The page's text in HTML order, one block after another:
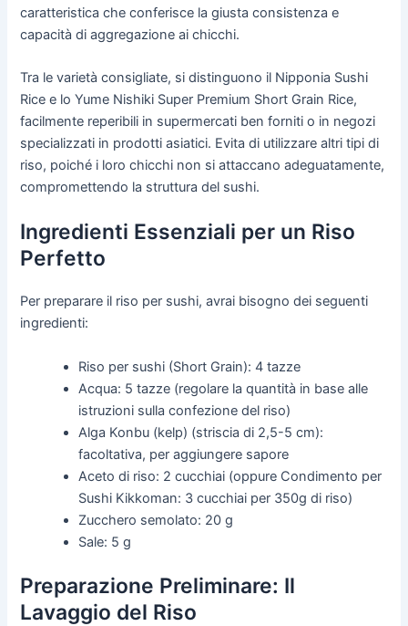
caratteristica che conferisce la giusta consistenza e
capacità di aggregazione ai chicchi.
Tra le varietà consigliate, si distinguono il Nipponia Sushi
Rice e lo Yume Nishiki Super Premium Short Grain Rice,
facilmente reperibili in supermercati ben forniti o in negozi
specializzati in prodotti asiatici. Evita di utilizzare altri tipi di
riso, poiché i loro chicchi non si attaccano adeguatamente,
compromettendo la struttura del sushi.
Ingredienti Essenziali per un Riso
Perfetto
Per preparare il riso per sushi, avrai bisogno dei seguenti
ingredienti:
Riso per sushi (Short Grain): 4 tazze
Acqua: 5 tazze (regolare la quantità in base alle
istruzioni sulla confezione del riso)
Alga Konbu (kelp) (striscia di 2,5-5 cm):
facoltativa, per aggiungere sapore
Aceto di riso: 2 cucchiai (oppure Condimento per
Sushi Kikkoman: 3 cucchiai per 350g di riso)
Zucchero semolato: 20 g
Sale: 5 g
Preparazione Preliminare: Il
Lavaggio del Riso